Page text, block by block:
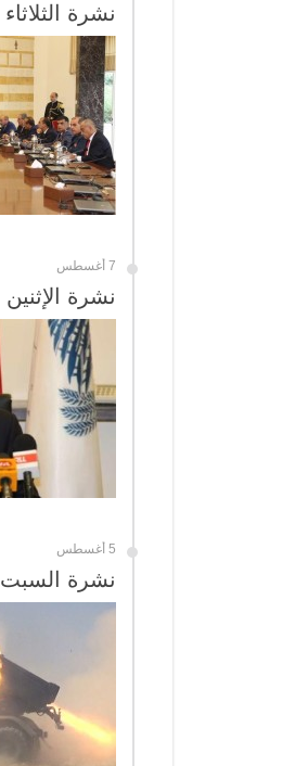
نشرة الثلاثاء 8 آب 2017 العدد
7 أغسطس
نشرة الإثنين 7 آب 2017 العدد 5329
5 أغسطس
نشرة السبت 5 آب 2017 العدد